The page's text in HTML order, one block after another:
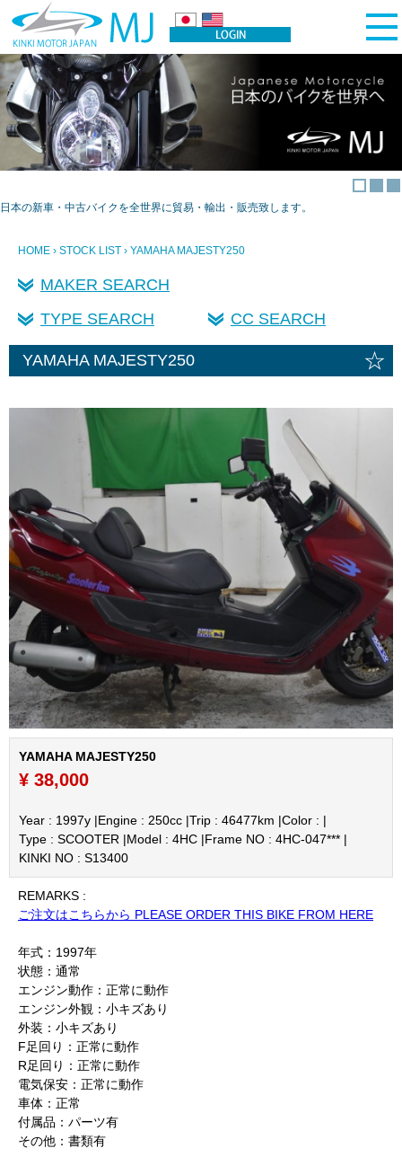
日本の新車・中古バイクを全世界に貿易・輸出・販売致します。
HOME › STOCK LIST › YAMAHA MAJESTY250
MAKER SEARCH
TYPE SEARCH
CC SEARCH
YAMAHA MAJESTY250 ☆
YAMAHA MAJESTY250
¥ 38,000
Year : 1997y |Engine : 250cc |Trip : 46477km |Color : |
Type : SCOOTER |Model : 4HC |Frame NO : 4HC-047*** |
KINKI NO : S13400
REMARKS :
ご注文はこちらから PLEASE ORDER THIS BIKE FROM HERE
年式：1997年
状態：通常
エンジン動作：正常に動作
エンジン外観：小キズあり
外装：小キズあり
F足回り：正常に動作
R足回り：正常に動作
電気保安：正常に動作
車体：正常
付属品：パーツ有
その他：書類有